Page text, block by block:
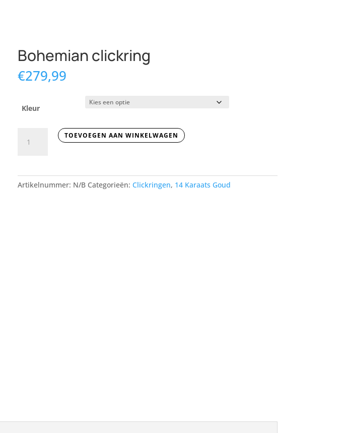
Bohemian clickring
€279,99
Kleur
clickring
TOEVOEGEN AAN WINKELWAGEN
Artikelnummer: N/B Categorieën: Clickringen, 14 Karaats Goud